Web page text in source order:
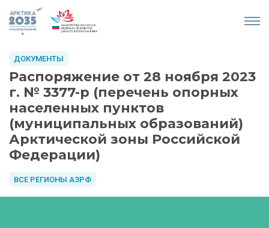
Распоряжение от 28 ноября 2023
г. № 3377-р (перечень опорных
населенных пунктов
(муниципальных образований)
Арктической зоны Российской
Федерации)
ВСЕ РЕГИОНЫ АЗРФ
ДОКУМЕНТЫ